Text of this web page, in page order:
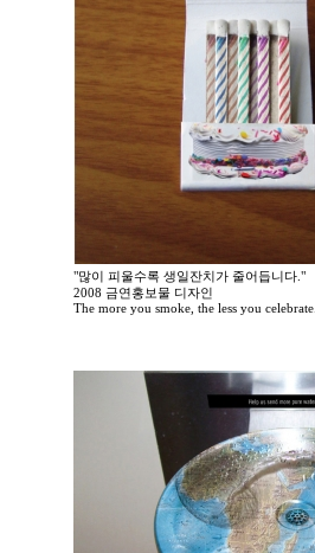
"많이 피울수록 생일잔치가 줄어듭니다."
2008 금연홍보물 디자인
The more you smoke, the less you celebrate.